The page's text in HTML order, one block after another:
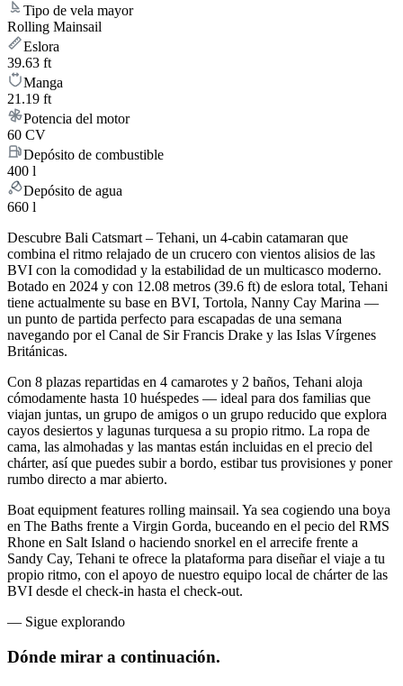
Tipo de vela mayor
Rolling Mainsail
Eslora
39.63 ft
Manga
21.19 ft
Potencia del motor
60 CV
Depósito de combustible
400 l
Depósito de agua
660 l
Descubre Bali Catsmart – Tehani, un 4-cabin catamaran que
combina el ritmo relajado de un crucero con vientos alisios de las
BVI con la comodidad y la estabilidad de un multicasco moderno.
Botado en 2024 y con 12.08 metros (39.6 ft) de eslora total, Tehani
tiene actualmente su base en BVI, Tortola, Nanny Cay Marina —
un punto de partida perfecto para escapadas de una semana
navegando por el Canal de Sir Francis Drake y las Islas Vírgenes
Británicas.
Con 8 plazas repartidas en 4 camarotes y 2 baños, Tehani aloja
cómodamente hasta 10 huéspedes — ideal para dos familias que
viajan juntas, un grupo de amigos o un grupo reducido que explora
cayos desiertos y lagunas turquesa a su propio ritmo. La ropa de
cama, las almohadas y las mantas están incluidas en el precio del
chárter, así que puedes subir a bordo, estibar tus provisiones y poner
rumbo directo a mar abierto.
Boat equipment features rolling mainsail. Ya sea cogiendo una boya
en The Baths frente a Virgin Gorda, buceando en el pecio del RMS
Rhone en Salt Island o haciendo snorkel en el arrecife frente a
Sandy Cay, Tehani te ofrece la plataforma para diseñar el viaje a tu
propio ritmo, con el apoyo de nuestro equipo local de chárter de las
BVI desde el check-in hasta el check-out.
— Sigue explorando
Dónde mirar a continuación.